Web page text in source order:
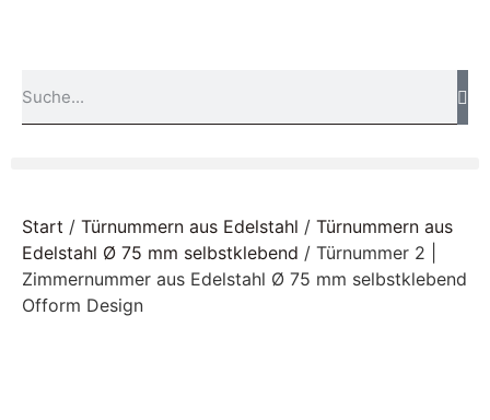
Start / Türnummern aus Edelstahl / Türnummern aus
Edelstahl Ø 75 mm selbstklebend / Türnummer 2 |
Zimmernummer aus Edelstahl Ø 75 mm selbstklebend
Ofform Design